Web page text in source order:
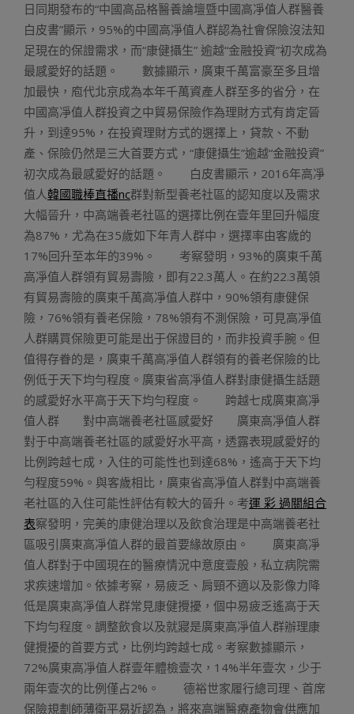
日同期發布的“中國高品格醫養論壇暨中國高凈值人群醫養
白皮書”顯示，95%的中國高凈值人群認為社會保險沒法知
足現在的保證需求，而“康健攝生” 逾越“金融投資”初次成為
最感愛好的話題。 數據顯示，廣東千萬富豪至多且增
加最快，庖代北京成為本年千萬資產人群至多的省分，在
中國高凈值人群投資之中貿易保險作為理財方式有肯定晉
升，到達95%，在投資理財方式的選擇上，貸款、不動
產、保險仍然是三大首要方式，“康健攝生”逾越“金融投資”
初次成為最感愛好的話題。 白皮書顯示，2016年高凈
值人韓國職棒直播nc群對新型養老社區的認知度以及需求
大幅晉升，中高端養老社區的選擇比例在壹年里回升幅度
為87%，尤為在35歲如下年青人群中，選擇率由客歲的
17%回升至本年的39%。 考察發明，93%的廣東千萬
高凈值人群領有貿易壽險，即有22.3萬人。在約22.3萬領
有貿易壽險的廣東千萬高凈值人群中，90%領有康健保
險，76%領有養老保險，78%領有不測保險，可見高凈值
人群購買保險更可能是出于保證目的，而非投資手腕。但
值得存眷的是，廣東千萬高凈值人群領有的養老保險的比
例低于天下均勻程度。廣東省高凈值人群對康健攝生話題
的感愛好水平高于天下均勻程度。 跨越七成廣東高凈
值人群 對中高端養老社區感愛好 廣東高凈值人群
對于中高端養老社區的感愛好水平高，透露表現感愛好的
比例跨越七成，入住的可能性也到達68%，遙高于天下均
勻程度59%。與客歲相比，廣東省高凈值人群對中高端養
老社區的入住可能性評估有較大的晉升。考運 彩 過關組合
表察發明，完美的康健治理以及飲食治理是中高端養老社
區吸引廣東高凈值人群的最首要緣故原由。 廣東高凈
值人群對于中國現在的醫療情況中意度壹般，私立病院需
求疾速增加。依據考察，易疲乏、肩頸不適以及影像力降
低是廣東高凈值人群常見康健攪擾，個中易疲乏遙高于天
下均勻程度。調整飲食以及就寢是廣東高凈值人群辦理康
健攪擾的首要方式，比例均跨越七成。考察數據顯示，
72%廣東高凈值人群壹年體檢壹次，14%半年壹次，少于
兩年壹次的比例僅占2%。 德裕世家履行總司理、首席
保險規劃師薄衛平易近認為，將來高端醫療產物會供應加